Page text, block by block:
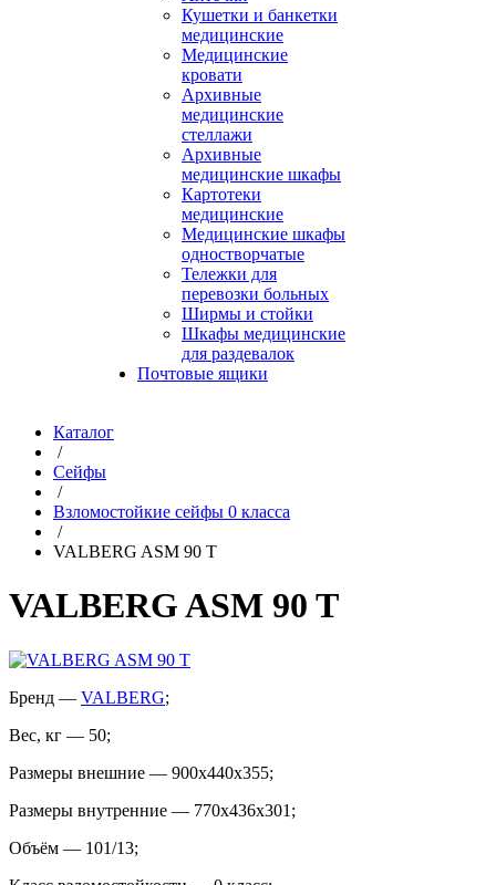
Кушетки и банкетки
медицинские
Медицинские
кровати
Архивные
медицинские
стеллажи
Архивные
медицинские шкафы
Картотеки
медицинские
Медицинские шкафы
одностворчатые
Тележки для
перевозки больных
Ширмы и стойки
Шкафы медицинские
для раздевалок
Почтовые ящики
Каталог
/
Сейфы
/
Взломостойкие сейфы 0 класса
/
VALBERG ASM 90 T
VALBERG ASM 90 T
Бренд — VALBERG;
Вес, кг — 50;
Размеры внешние — 900x440x355;
Размеры внутренние — 770x436x301 ;
Объём — 101/13;